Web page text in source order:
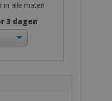
in alle maten
3 dagen